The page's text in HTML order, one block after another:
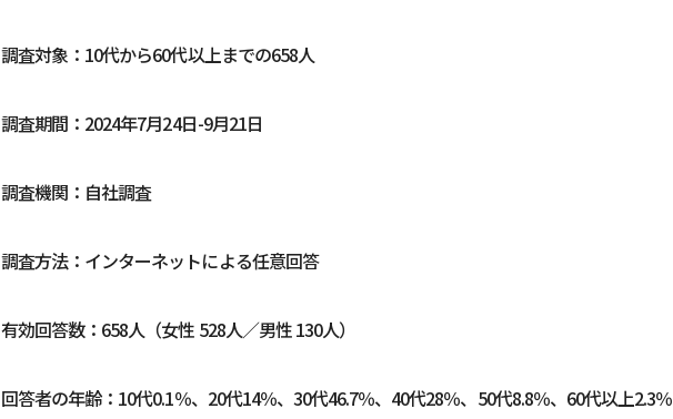
調査対象：10代から60代以上までの658人
調査期間：2024年7月24日-9月21日
調査機関：自社調査
調査方法：インターネットによる任意回答
有効回答数：658人（女性 528人／男性 130人）
回答者の年齢：10代0.1％、20代14％、30代46.7％、40代28％、50代8.8％、60代以上2.3％